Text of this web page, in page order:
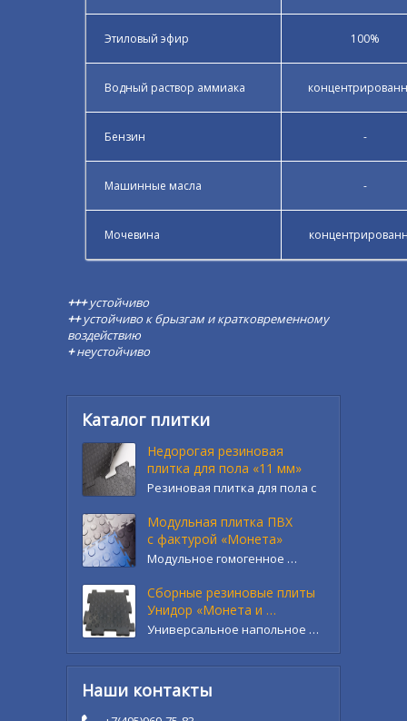
Этиловый эфир 100%
Водный раствор аммиака
Бензин -
Машинные масла -
Мочевина
+++устойчиво
++устойчиво к брызгам и кратковременному
воздействию
+неустойчиво
Каталог плитки
Недорогая резиновая
плитка для пола «11 мм»
Резиновая плитка для пола с
Модульная плитка ПВХ
с фактурой «Монета»
Модульное гомогенное …
Сборные резиновые плиты
Унидор «Монета и …
Универсальное напольное …
Наши контакты